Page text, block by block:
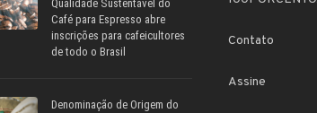
Qualidade Sustentável do
Café para Espresso abre
inscrições para cafeicultores
de todo o Brasil
Denominação de Origem do
Contato
Assine